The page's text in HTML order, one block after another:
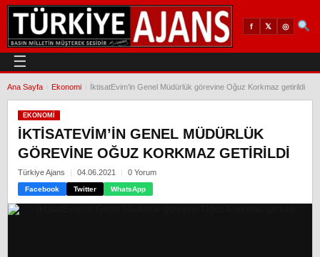
f 𝕏 ◎
☰
Ana Sayfa Ekonomi İktisatEvim’in Genel Müdürlük görevine Oğuz Korkmaz getirildi
EKONOMI
İKTISATEVIM’IN GENEL MÜDÜRLÜK
GÖREVINE OĞUZ KORKMAZ GETIRILDI
Türkiye Ajans 04.06.2021 0 Yorum
Facebook Twitter WhatsApp